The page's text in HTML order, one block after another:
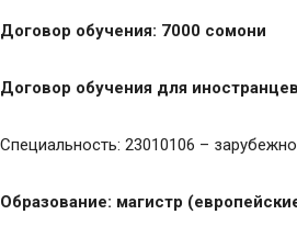
Договор обучения: 7000 сомони
Договор обучения для
Специальность: 23010106 –
Образование: магистр